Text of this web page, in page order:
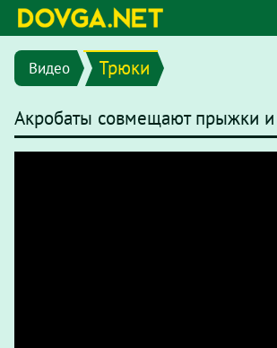
Видео Трюки
Акробаты совмещают прыжки и